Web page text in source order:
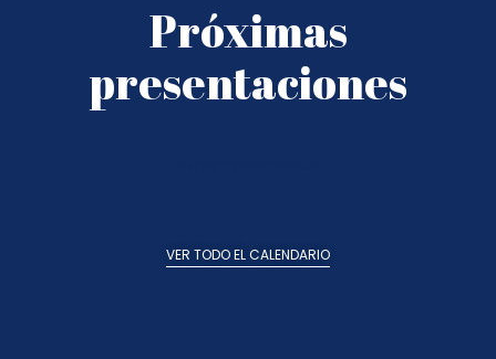
Próximas
presentaciones
VER TODO EL CALENDARIO